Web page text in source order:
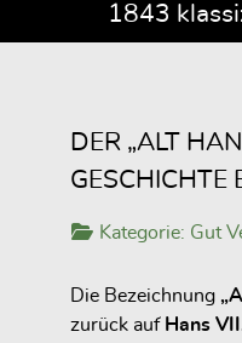
1843
DER „ALT
GESCHICHTE
Kategorie: Gut
Die Bezeichnung
zurück auf Hans